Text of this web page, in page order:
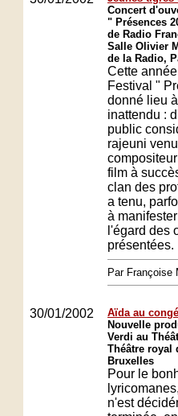
Concert
" Présences
de Radio
Salle Olivier
de la Radio,
Cette
Festival "
donné lieu
inattendu :
public
rajeuni
film à
clan des
a tenu,
à
l'égard des
présentées.
Par Françoise
30/01/2002
Aïda au
Nouvelle
Verdi au
Théâtre royal
Bruxelles
Pour le
n'est